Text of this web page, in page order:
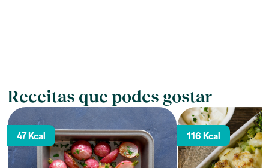
Receitas que podes gostar
47 Kcal 116 Kcal